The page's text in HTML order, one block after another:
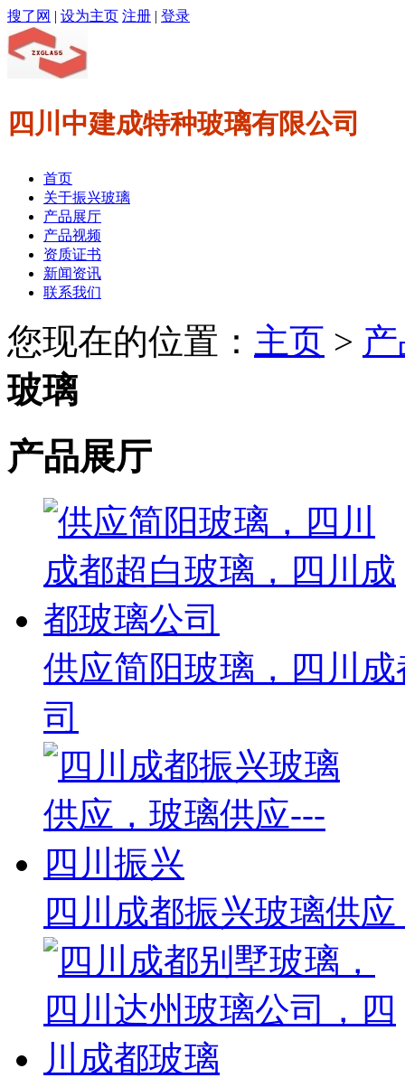
搜了网 | 设为主页 注册 | 登录
四川中建成特种玻璃有限公司
首页
关于振兴玻璃
产品展厅
产品视频
资质证书
新闻资讯
联系我们
您现在的位置： 主页 >
玻璃
产品展厅
供应简阳玻璃，四川
司
四川成都振兴玻璃供